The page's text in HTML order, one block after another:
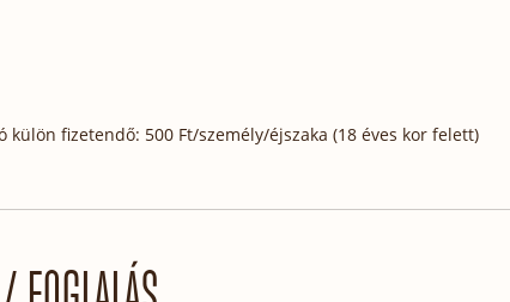
külön fizetendő: 500 Ft/személy/éjszaka (18 éves kor felett)